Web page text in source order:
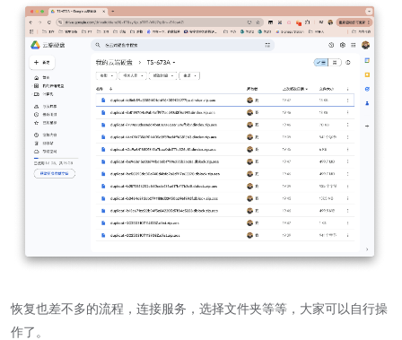
恢复也差不多的流程，连接服务，选择文件夹等等，大家可以自行操
作了。